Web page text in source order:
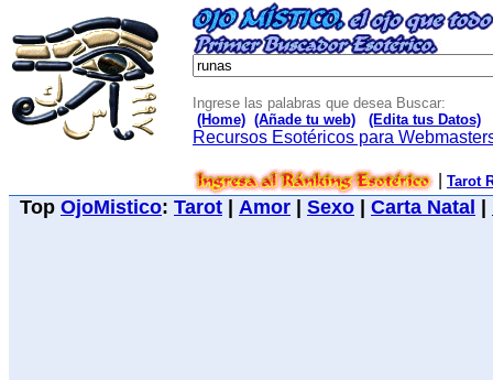
Ingrese las palabras que desea Buscar:
(Home) (Añade tu web) (Edita tus Datos)
Recursos Esotéricos para
Tarot
Top OjoMistico: Tarot Amor Sexo Carta Natal